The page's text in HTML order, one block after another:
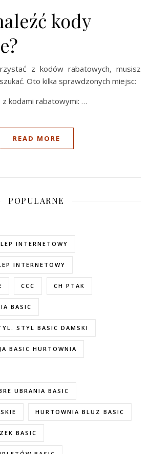
kody
z kodów rabatowych, musisz
Oto kilka sprawdzonych miejsc:
kodami rabatowymi: …
READ MORE
POPULARNE
INTERNETOWY
INTERNETOWY
CCC CH PTAK
BASIC
STYL BASIC DAMSKI
BASIC HURTOWNIA
UBRANIA BASIC
HURTOWNIA BLUZ BASIC
BASIC